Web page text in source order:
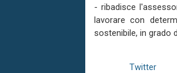
- ribadisce
lavorare con
sostenibile, in grado
Twitter